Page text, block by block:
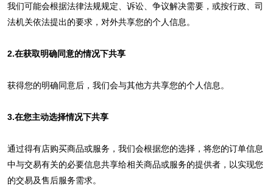
我们可能会根据法律法规规定、诉讼、争议解决需要，或按行政、司
法机关依法提出的要求，对外共享您的个人信息。
2.在获取明确同意的情况下共享
获得您的明确同意后，我们会与其他方共享您的个人信息。
3.在您主动选择情况下共享
通过得有店购买商品或服务，我们会根据您的选择，将您的订单信息
中与交易有关的必要信息共享给相关商品或服务的提供者，以实现您
的交易及售后服务需求。